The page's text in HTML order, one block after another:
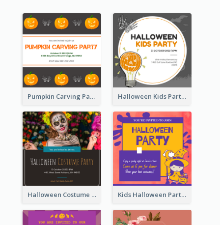
Pumpkin Carving Party Invitation Halloween Kids Party Invitation
Halloween Costume Party Invitation Kids Halloween Party Invitation